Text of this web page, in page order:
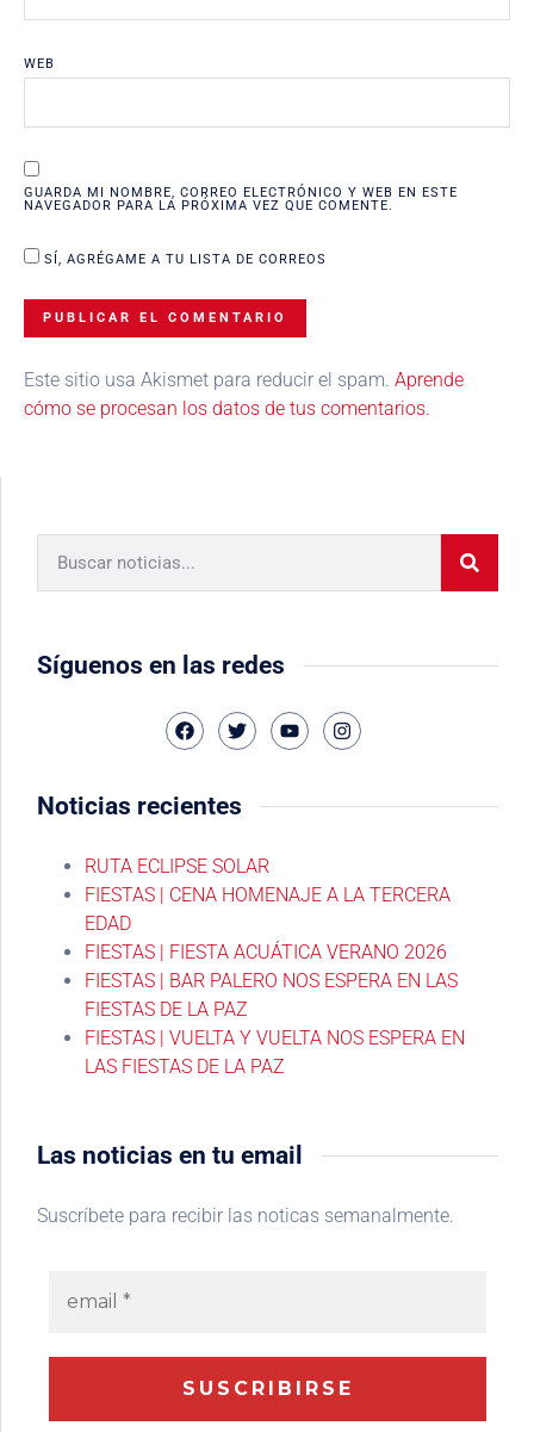
WEB
GUARDA MI NOMBRE, CORREO ELECTRÓNICO Y WEB EN ESTE
NAVEGADOR PARA LA PRÓXIMA VEZ QUE COMENTE.
SÍ, AGRÉGAME A TU LISTA DE CORREOS
Este sitio usa Akismet para reducir el spam. Aprende
cómo se procesan los datos de tus comentarios.
Síguenos en las redes
Noticias recientes
RUTA ECLIPSE SOLAR
FIESTAS | CENA HOMENAJE A LA TERCERA
EDAD
FIESTAS | FIESTA ACUÁTICA VERANO 2026
FIESTAS | BAR PALERO NOS ESPERA EN LAS
FIESTAS DE LA PAZ
FIESTAS | VUELTA Y VUELTA NOS ESPERA EN
LAS FIESTAS DE LA PAZ
Las noticias en tu email
Suscríbete para recibir las noticas semanalmente.